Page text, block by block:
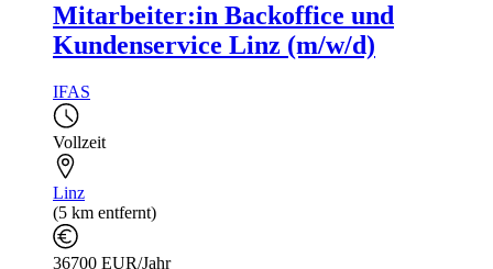
Mitarbeiter:in Backoffice und
Kundenservice Linz (m/w/d)
IFAS
Vollzeit
Linz
(5 km entfernt)
36700 EUR/Jahr